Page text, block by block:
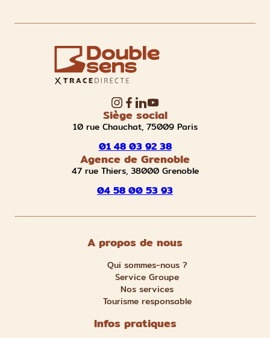
Siège social
10 rue Chauchat, 75009 Paris
01 48 03 92 38
Agence de Grenoble
47 rue Thiers, 38000 Grenoble
04 58 00 53 93
A propos de nous
Qui sommes-nous ?
Service Groupe
Nos services
Tourisme responsable
Infos pratiques